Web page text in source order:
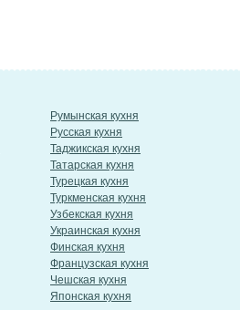
Румынская кухня
Русская кухня
Таджикская кухня
Татарская кухня
Турецкая кухня
Туркменская кухня
Узбекская кухня
Украинская кухня
Финская кухня
Французская кухня
Чешская кухня
Японская кухня